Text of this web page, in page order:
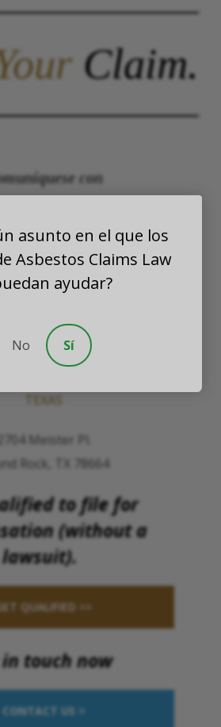
Claim.
con
PLLC
WASHINGTON
Suite 200
Washington 98052
TEXAS
2704 Meister Pl.
Rock, TX 78664
to file for
(without a
lawsuit).
QUALIFIED >>
touch now
CONTACT US >
asunto en el que los
Asbestos Claims Law
ayudar?
No Sí